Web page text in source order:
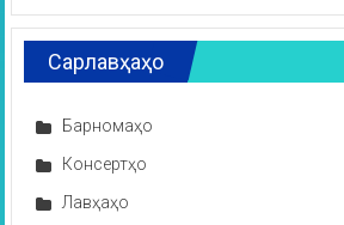
Сарлавҳаҳо
Барномаҳо
Консертҳо
Лавҳаҳо